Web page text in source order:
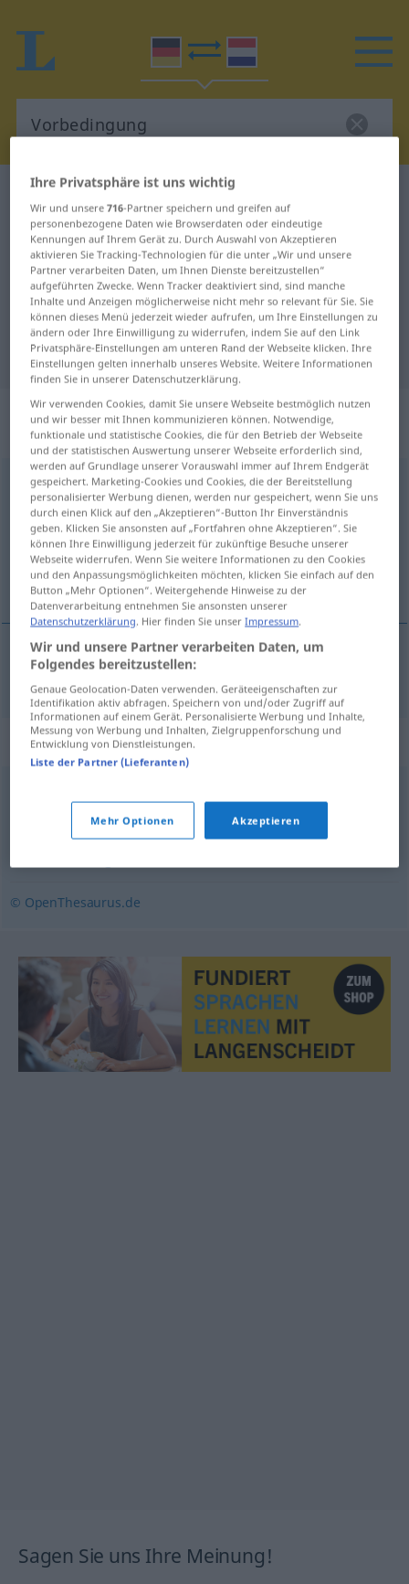
Deutsch-Niederländisch Wörterbuch
Vorbedingung
Deutsch-Niederländisch
Übersetzung für "Vorbedingung"
"Vorbedingung" Niederländisch
Übersetzung
„Vorbedingung“: Femininum,
weiblich
Vorbedingungf
Übersicht aller Übersetzungen
(Für mehr Details die Übersetzung anklicken/antippen)
voorwaarde vooraf
voorwaarde(vooraf) Vorbedingung
Synonyme für "Vorbedingung"
Notwendigkeit,Prämisse,Axiom (fachspr.),These
Bedingung,Grundsatz,Grundlage
© OpenThesaurus.de
Sagen Sie uns Ihre Meinung!
Ihre Privatsphäre ist uns wichtig
Wir und unsere716-Partner speichern und greifen auf
personenbezogene Daten wie Browserdaten oder eindeutige
Kennungen auf Ihrem Gerät zu. Durch Auswahl von Akzeptieren
aktivieren Sie Tracking-Technologien für die unter „Wir und unsere
Partner verarbeiten Daten, um Ihnen Dienste bereitzustellen“
aufgeführten Zwecke. Wenn Tracker deaktiviert sind, sind manche
Inhalte und Anzeigen möglicherweise nicht mehr so relevant für Sie. Sie
können dieses Menü jederzeit wieder aufrufen, um Ihre Einstellungen zu
ändern oder Ihre Einwilligung zu widerrufen, indem Sie auf den Link
Privatsphäre-Einstellungen am unteren Rand der Webseite klicken. Ihre
Einstellungen gelten innerhalb unseres Website. Weitere Informationen
finden Sie in unserer Datenschutzerklärung.
Wir verwenden Cookies, damit Sie unsere Webseite bestmöglich nutzen
und wir besser mit Ihnen kommunizieren können. Notwendige,
funktionale und statistische Cookies, die für den Betrieb der Webseite
und der statistischen Auswertung unserer Webseite erforderlich sind,
werden auf Grundlage unserer Vorauswahl immer auf Ihrem Endgerät
gespeichert. Marketing-Cookies und Cookies, die der Bereitstellung
personalisierter Werbung dienen, werden nur gespeichert, wenn Sie uns
durch einen Klick auf den „Akzeptieren“-Button Ihr Einverständnis
geben. Klicken Sie ansonsten auf „Fortfahren ohne Akzeptieren“. Sie
können Ihre Einwilligung jederzeit für zukünftige Besuche unserer
Webseite widerrufen. Wenn Sie weitere Informationen zu den Cookies
und den Anpassungsmöglichkeiten möchten, klicken Sie einfach auf den
Button „Mehr Optionen“. Weitergehende Hinweise zu der
Datenverarbeitung entnehmen Sie ansonsten unserer
Datenschutzerklärung. Hier finden Sie unserImpressum.
Wir und unsere Partner verarbeiten Daten, um
Folgendes bereitzustellen:
Genaue Geolocation-Daten verwenden. Geräteeigenschaften zur
Identifikation aktiv abfragen. Speichern von und/oder Zugriff auf
Informationen auf einem Gerät. Personalisierte Werbung und Inhalte,
Messung von Werbung und Inhalten, Zielgruppenforschung und
Entwicklung von Dienstleistungen.
Liste der Partner (Lieferanten)
Mehr Optionen Akzeptieren